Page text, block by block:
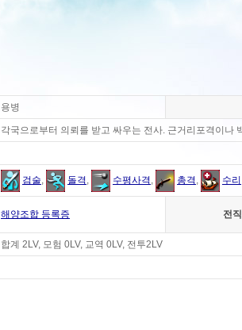
용병
각국으로부터 의뢰를 받고 싸우는 전사. 근거리포격이나
검술, 돌격 , 수평사격 , 총격 , 수리
해양조합 등록증 전
합계 2LV, 모험 0LV, 교역 0LV, 전투2LV